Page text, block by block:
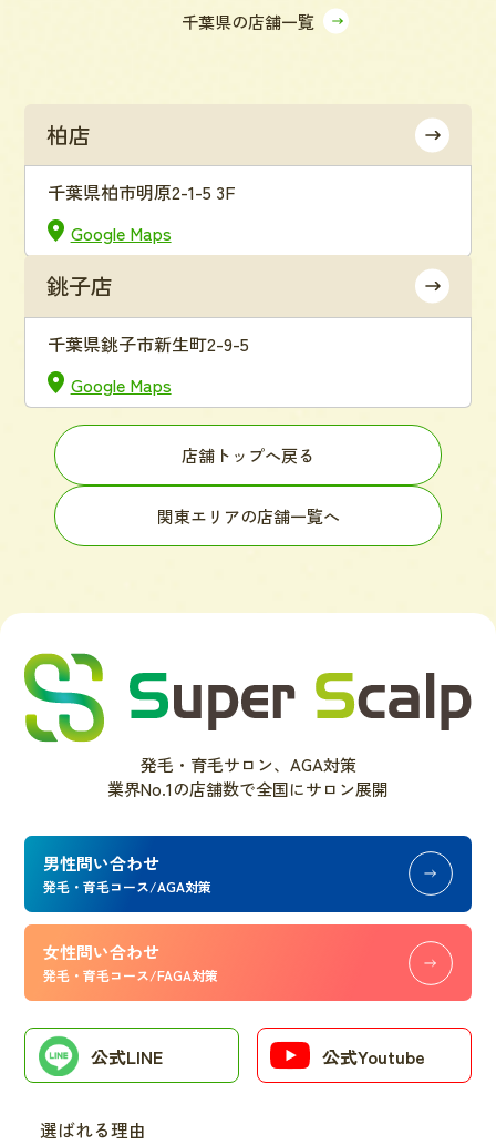
千葉県の店舗一覧
柏店
千葉県柏市明原2-1-5 3F
Google Maps
銚子店
千葉県銚子市新生町2-9-5
Google Maps
店舗トップへ戻る
関東エリアの店舗一覧へ
発毛・育毛サロン、AGA対策
業界No.1の店舗数で全国にサロン展開
男性問い合わせ
発毛・育毛コース/AGA対策
女性問い合わせ
発毛・育毛コース/FAGA対策
公式LINE 公式Youtube
選ばれる理由